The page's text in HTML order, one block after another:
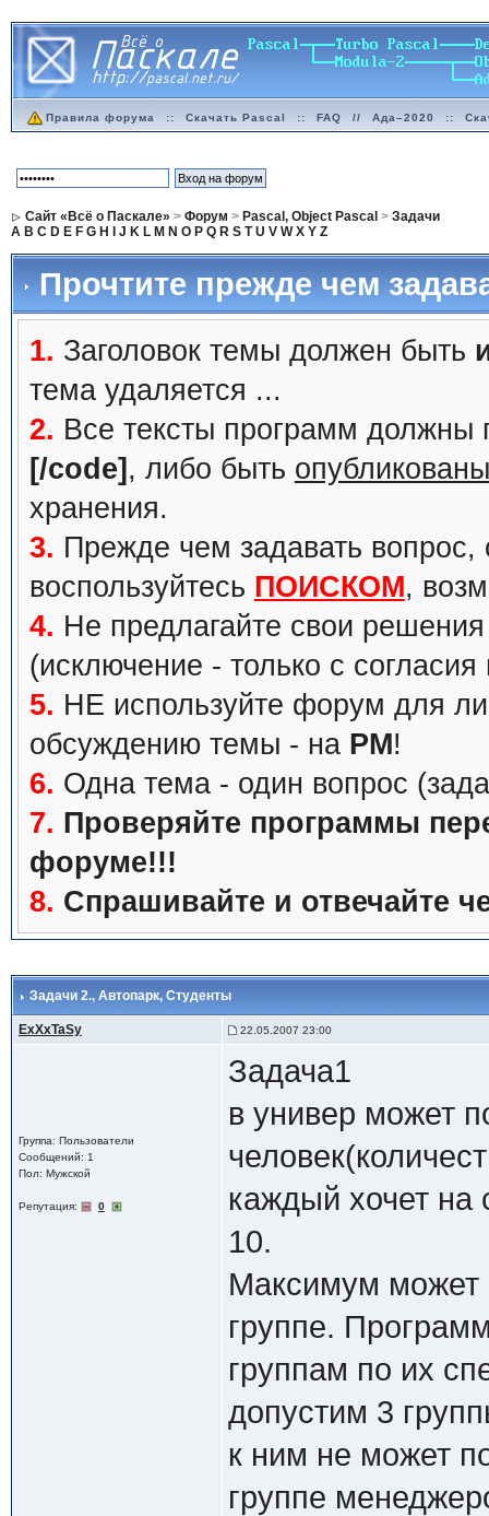
Правила форума :: Скачать Pascal :: FAQ // Ада–2020 ::
Сайт «Всё о Паскале» > Форум > Pascal, Object Pascal > Задачи
A B C D E F G H J K L M N O P Q R S T U V W X Y Z
Прочтите прежде чем
1. Заголовок темы должен быть
тема удаляется ...
2. Все тексты программ должны
[/code] , либо быть
хранения.
3. Прежде чем задавать вопрос,
воспользуйтесь ПОИСКОМ,
4. Не предлагайте свои
(исключение - только с
5. НЕ используйте форум для
обсуждению темы - на PM!
6. Одна тема - один вопрос
7. Проверяйте программы
форуме!!!
8. Спрашивайте и отвечайте
Задачи 2., Автопарк, Студенты
ExXxTaSy 22.05.2007 23:00
Группа: Пользователи
Сообщений: 1
Пол: Мужской
Репутация: 0
Задача1
в универ может
каждый хочет на
10.
Максимум может
группе.
группам по их
допустим 3
к ним не может
группе